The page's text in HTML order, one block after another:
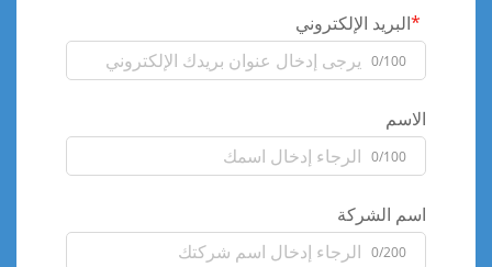
البريد الإلكتروني
0/100
الاسم
0/100
اسم الشركة
0/200